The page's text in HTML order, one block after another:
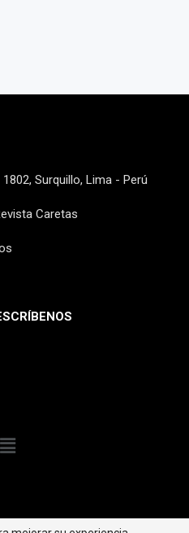
Surquillo, Lima - Perú
Caretas